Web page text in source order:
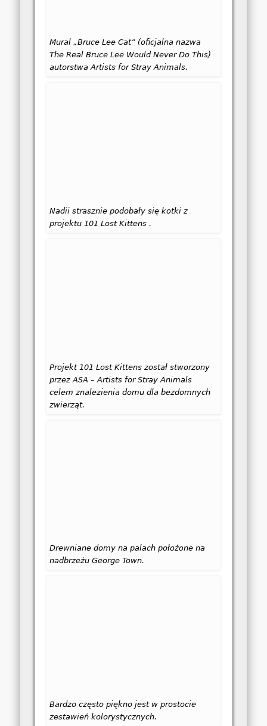
Mural „Bruce Lee Cat” (oficjalna nazwa
The Real Bruce Lee Would Never Do This)
autorstwa Artists for Stray Animals.
Nadii strasznie podobały się kotki z
projektu 101 Lost Kittens .
Projekt 101 Lost Kittens został stworzony
przez ASA – Artists for Stray Animals
celem znalezienia domu dla bezdomnych
zwierząt.
Drewniane domy na palach położone na
nadbrzeżu George Town.
Bardzo często piękno jest w prostocie
zestawień kolorystycznych.